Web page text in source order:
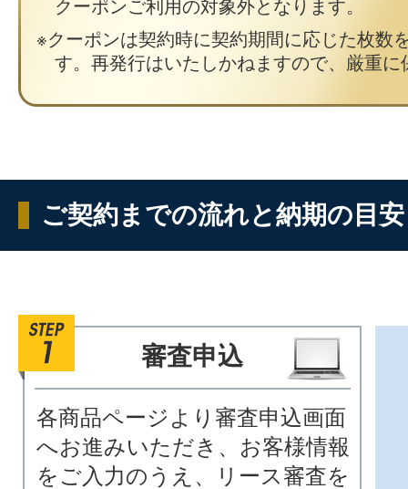
クーポンご利用の対象外となります。
クーポンは契約時に契約期間に応じた枚数
す。再発行はいたしかねますので、厳重に
ご契約までの流れと納期の目安
審査申込
各商品ページより審査申込画面
へお進みいただき、お客様情報
をご入力のうえ、リース審査を